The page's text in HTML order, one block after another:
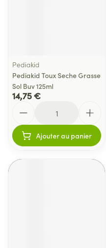
Pediakid
Pediakid Toux Seche Grasse
Sol Buv 125ml
14,75 €
Ajouter au panier